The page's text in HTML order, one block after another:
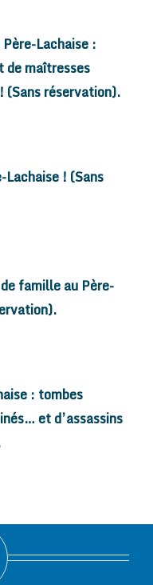
Lachaise :
de maîtresses
(Sans réservation).
Lachaise ! (Sans
famille au Père-
: tombes
et d’assassins